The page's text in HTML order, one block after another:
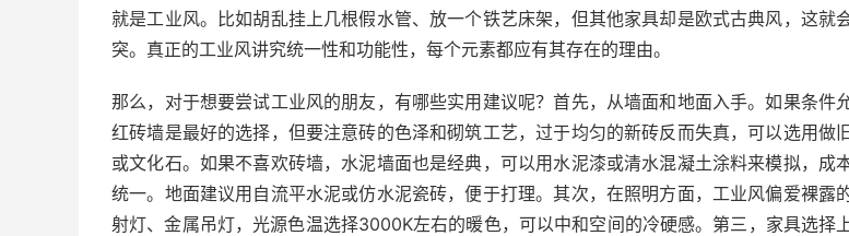
就是工业风。比如胡乱挂上几根假水管、放一个铁艺床架，但其他家具却是欧式古典风，这就
突。真正的工业风讲究统一性和功能性，每个元素都应有其存在的理由。
那么，对于想要尝试工业风的朋友，有哪些实用建议呢？首先，从墙面和地面入手。如果条件
红砖墙是最好的选择，但要注意砖的色泽和砌筑工艺，过于均匀的新砖反而失真，可以选用做
或文化石。如果不喜欢砖墙，水泥墙面也是经典，可以用水泥漆或清水混凝土涂料来模拟，成
统一。地面建议用自流平水泥或仿水泥瓷砖，便于打理。其次，在照明方面，工业风偏爱裸露
射灯、金属吊灯，光源色温选择3000K左右的暖色，可以中和空间的冷硬感。第三，家具选择